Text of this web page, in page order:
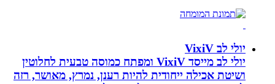
יולי לב VixiV
יולי לב מייסד VixiV ומפתח כמוסה טבעית לחלוטין
ושיטת אכילה ייחודית להיות רענן, נמרץ, מאושר, רזה